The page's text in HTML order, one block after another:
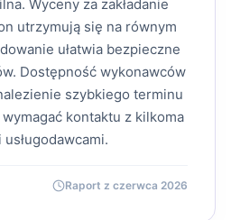
Wyceny za zakładanie
utrzymują się na równym
ułatwia bezpieczne
Dostępność wykonawców
szybkiego terminu
kontaktu z kilkoma
Raport z czerwca 2026